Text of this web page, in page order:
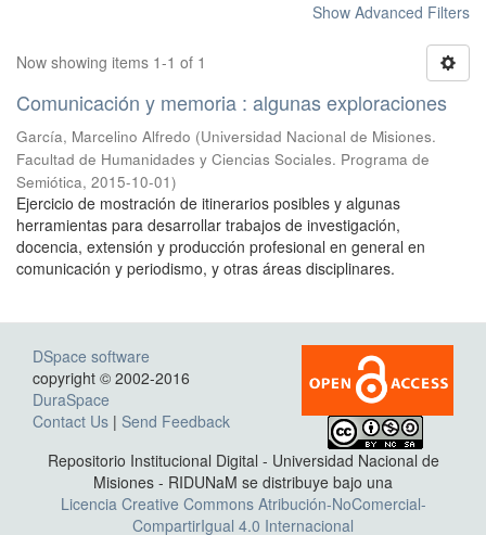
Show Advanced Filters
Now showing items 1-1 of 1
Comunicación y memoria : algunas exploraciones
García, Marcelino Alfredo (Universidad Nacional de Misiones.
Facultad de Humanidades y Ciencias Sociales. Programa de
Semiótica, 2015-10-01)
Ejercicio de mostración de itinerarios posibles y algunas
herramientas para desarrollar trabajos de investigación,
docencia, extensión y producción profesional en general en
comunicación y periodismo, y otras áreas disciplinares.
DSpace software
copyright © 2002-2016
DuraSpace
Contact Us | Send Feedback
Repositorio Institucional Digital - Universidad Nacional de
Misiones - RIDUNaM se distribuye bajo una
Licencia Creative Commons Atribución-NoComercial-
CompartirIgual 4.0 Internacional